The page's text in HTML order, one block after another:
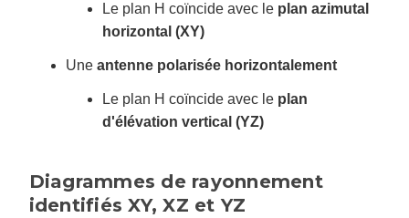
Le plan H coïncide avec le plan azimutal
horizontal (XY)
Une antenne polarisée horizontalement
Le plan H coïncide avec le plan
d'élévation vertical (YZ)
Diagrammes de rayonnement
identifiés XY, XZ et YZ